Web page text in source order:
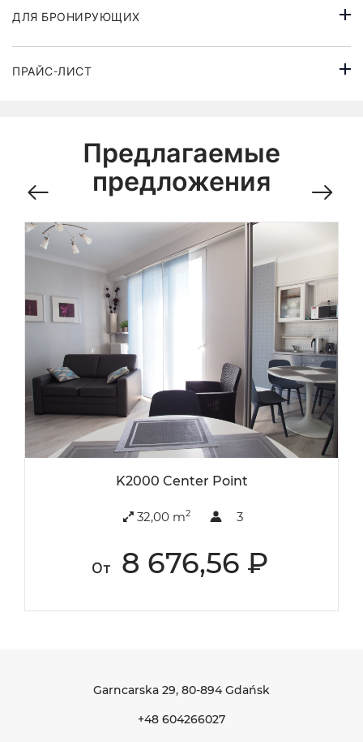
ДЛЯ БРОНИРУЮЩИХ
ПРАЙС-ЛИСТ
Предлагаемые
предложения
K2000 Center Point
32,00 m2 3
От 8 676,56 ₽
Garncarska 29, 80-894 Gdańsk
+48 604266027